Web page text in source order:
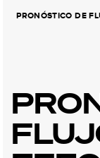
PRONÓSTICO DE